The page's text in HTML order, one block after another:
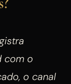
com o
o canal